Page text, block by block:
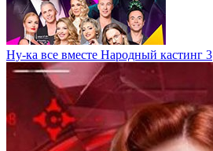
Ну-ка все вместе Народный кастинг 3